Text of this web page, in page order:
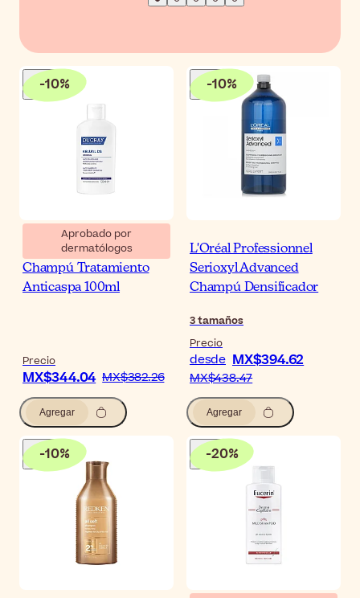
-10%
Aprobado por
dermatólogos
Ducray Kelual DS
Champú Tratamiento
Anticaspa 100ml
Precio
MX$344.04 MX$382.26
Agregar
-10%
L'Oréal Professionnel
Serioxyl Advanced
Champú Densificador
3tamaños
Precio
desde MX$394.62
MX$438.47
Agregar
-10% -20%